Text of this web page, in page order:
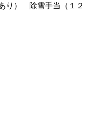
り） 除雪手当（１２